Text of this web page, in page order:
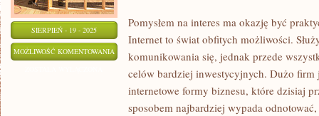
SIERPIEŃ - 19 - 2025
MOŻLIWOŚĆ KOMENTOWANIA
POZABANKOWE
Pomysłem na interes ma okazję być
Internet to świat obfitych możliwości.
komunikowania się, jednak przede
celów bardziej inwestycyjnych. Dużo firm
internetowe formy biznesu, które dzisiaj
sposobem najbardziej wypada